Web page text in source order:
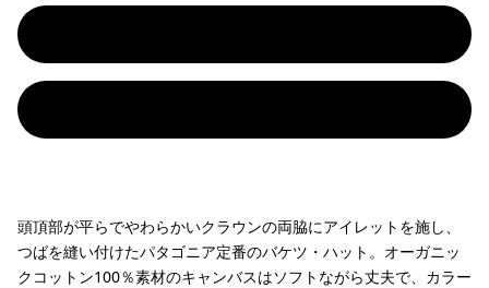
頭頂部が平らでやわらかいクラウンの両脇にアイレットを施し、
つばを縫い付けたパタゴニア定番のバケツ・ハット。オーガニッ
クコットン100％素材のキャンバスはソフトながら丈夫で、カラー